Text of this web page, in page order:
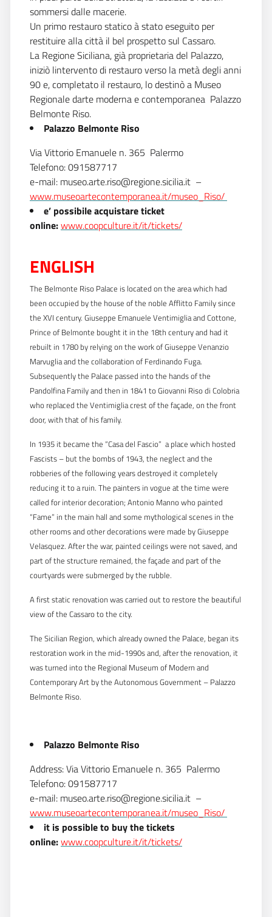
sommersi dalle macerie.
Un primo restauro statico à stato eseguito per
restituire alla città il bel prospetto sul Cassaro.
La Regione Siciliana, già proprietaria del Palazzo,
iniziò lintervento di restauro verso la metà degli anni
90 e, completato il restauro, lo destinò a Museo
Regionale darte moderna e contemporanea  Palazzo
Belmonte Riso.
Palazzo Belmonte Riso
Via Vittorio Emanuele n. 365  Palermo
Telefono: 091587717
e-mail: museo.arte.riso@regione.sicilia.it –
www.museoartecontemporanea.it/museo_Riso/
e’ possibile acquistare ticket
online:www.coopculture.it/it/tickets/
ENGLISH
The Belmonte Riso Palace is located on the area which had
been occupied by the house of the noble Afflitto Family since
the XVI century. Giuseppe Emanuele Ventimiglia and Cottone,
Prince of Belmonte bought it in the 18th century and had it
rebuilt in 1780 by relying on the work of Giuseppe Venanzio
Marvuglia and the collaboration of Ferdinando Fuga.
Subsequently the Palace passed into the hands of the
Pandolfina Family and then in 1841 to Giovanni Riso di Colobria
who replaced the Ventimiglia crest of the façade, on the front
door, with that of his family.
In 1935 it became the “Casa del Fascio”  a place which hosted
Fascists – but the bombs of 1943, the neglect and the
robberies of the following years destroyed it completely
reducing it to a ruin. The painters in vogue at the time were
called for interior decoration; Antonio Manno who painted
“Fame” in the main hall and some mythological scenes in the
other rooms and other decorations were made by Giuseppe
Velasquez. After the war, painted ceilings were not saved, and
part of the structure remained, the façade and part of the
courtyards were submerged by the rubble.
A first static renovation was carried out to restore the beautiful
view of the Cassaro to the city.
The Sicilian Region, which already owned the Palace, began its
restoration work in the mid-1990s and, after the renovation, it
was turned into the Regional Museum of Modern and
Contemporary Art by the Autonomous Government – Palazzo
Belmonte Riso.
Palazzo Belmonte Riso
Address: Via Vittorio Emanuele n. 365  Palermo
Telefono: 091587717
e-mail: museo.arte.riso@regione.sicilia.it –
www.museoartecontemporanea.it/museo_Riso/
it is possible to buy the tickets
online:www.coopculture.it/it/tickets/